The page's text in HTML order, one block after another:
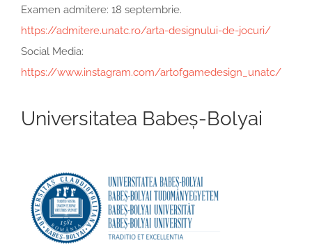
Examen admitere: 18 septembrie.
https://admitere.unatc.ro/arta-designului-de-jocuri/
Social Media:
https://www.instagram.com/artofgamedesign_unatc/
Universitatea Babeș-Bolyai